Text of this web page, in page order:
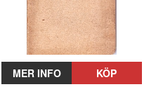
MER INFO KÖP